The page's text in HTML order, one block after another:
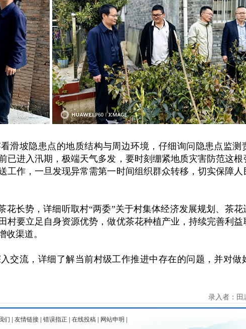
滑坡隐患点的地质结构与周边环境，仔细询问隐患点监测
进入汛期，极端天气多发，要时刻绷紧地质灾害防范这根
工作，一旦发现异常需第一时间组织群众转移，切实保障
花长势，详细听取村“两委”关于村集体经济发展规划、茶
村要立足自身资源优势，做优茶花种植产业，持续完善利益
渠道。
交流，详细了解当前村级工作推进中存在的问题，并对做
录入者：田
们 友情链接 错误指正 在线投稿 网站申明